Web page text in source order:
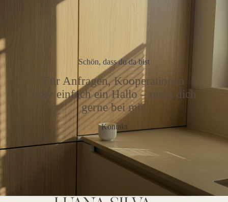
Schön, dass du da bist
Für Anfragen, Kooperationen
oder einfach ein Hallo – meld dich
gerne bei mir.
Kontakt